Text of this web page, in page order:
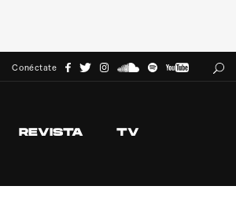
Conéctate
REVISTA TV